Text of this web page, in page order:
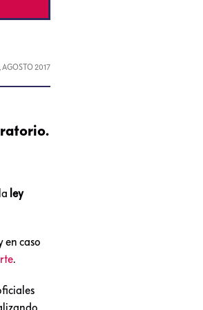
AGOSTO 2017
ley
en caso
.